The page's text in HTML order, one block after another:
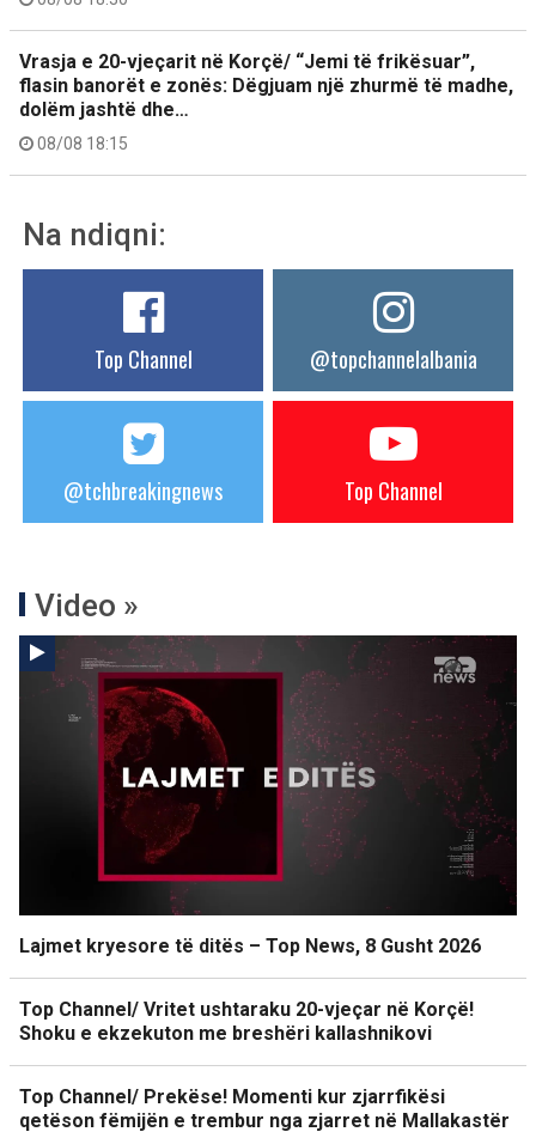
Vrasja e 20-vjeçarit në Korçë/ “Jemi të frikësuar”,
flasin banorët e zonës: Dëgjuam një zhurmë të madhe,
dolëm jashtë dhe…
08/08 18:15
Na ndiqni:
Top Channel @topchannelalbania
@tchbreakingnews Top Channel
Video »
Lajmet kryesore të ditës – Top News, 8 Gusht 2026
Top Channel/ Vritet ushtaraku 20-vjeçar në Korçë!
Shoku e ekzekuton me breshëri kallashnikovi
Top Channel/ Prekëse! Momenti kur zjarrfikësi
qetëson fëmijën e trembur nga zjarret në Mallakastër